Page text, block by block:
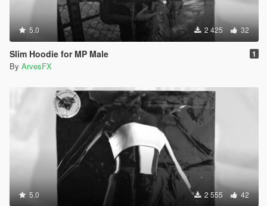
5.0 2 425 32
Slim Hoodie for MP Male 1
By ArvesFX
5.0 2 555 42